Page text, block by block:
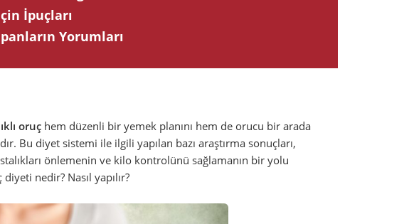
İpuçları
Yorumları
oruç hem düzenli bir yemek planını hem de orucu bir arada
Bu diyet sistemi ile ilgili yapılan bazı araştırma sonuçları,
önlemenin ve kilo kontrolünü sağlamanın bir yolu
nedir? Nasıl yapılır?